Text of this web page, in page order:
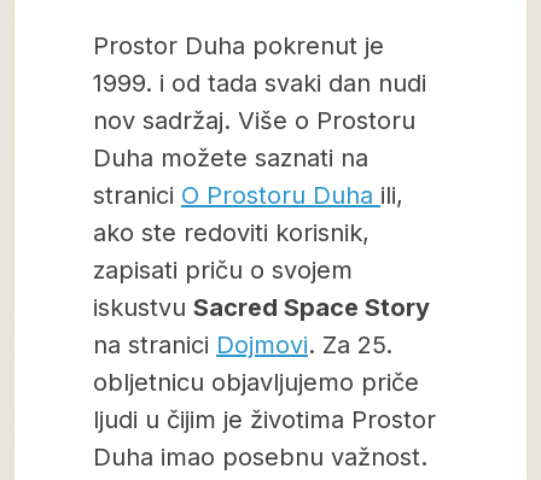
Prostor Duha pokrenut je
1999. i od tada svaki dan nudi
nov sadržaj. Više o Prostoru
Duha možete saznati na
stranici O Prostoru Duha ili,
ako ste redoviti korisnik,
zapisati priču o svojem
iskustvu Sacred Space Story
na stranici Dojmovi. Za 25.
obljetnicu objavljujemo priče
ljudi u čijim je životima Prostor
Duha imao posebnu važnost.